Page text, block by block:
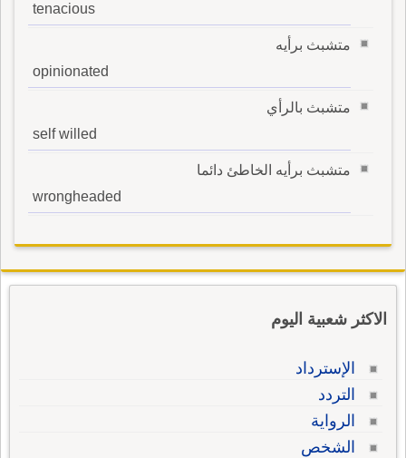
tenacious
متشبث برأيه
opinionated
متشبث بالرأي
self willed
متشبث برأيه الخاطئ دائما
wrongheaded
الاكثر شعبية اليوم
الإسترداد
التردد
الرواية
الشخص